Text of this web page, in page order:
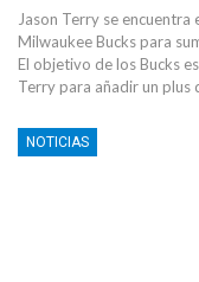
Jason Terry se encuentra
Milwaukee Bucks para
El objetivo de los Bucks
Terry para añadir un plus
NOTICIAS